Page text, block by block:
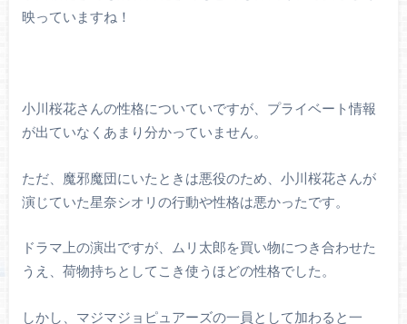
映っていますね！
小川桜花さんの性格についていですが、プライベート情報
が出ていなくあまり分かっていません。
ただ、魔邪魔団にいたときは悪役のため、小川桜花さんが
演じていた星奈シオリの行動や性格は悪かったです。
ドラマ上の演出ですが、ムリ太郎を買い物につき合わせた
うえ、荷物持ちとしてこき使うほどの性格でした。
しかし、マジマジョピュアーズの一員として加わると一